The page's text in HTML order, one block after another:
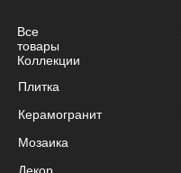
Плитка
Все
товары
Керамогранит
Мозаика
Коллекции